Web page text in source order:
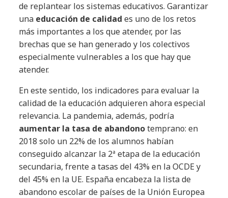
de replantear los sistemas educativos. Garantizar
una educación de calidad es uno de los retos
más importantes a los que atender, por las
brechas que se han generado y los colectivos
especialmente vulnerables a los que hay que
atender.
En este sentido, los indicadores para evaluar la
calidad de la educación adquieren ahora especial
relevancia. La pandemia, además, podría
aumentar la tasa de abandonotemprano: en
2018 solo un 22% de los alumnos habían
conseguido alcanzar la 2ª etapa de la educación
secundaria, frente a tasas del 43% en la OCDE y
del 45% en la UE. España encabeza la lista de
abandono escolar de países de la Unión Europea